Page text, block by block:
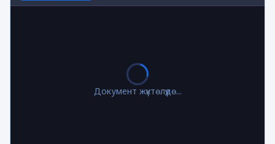
Документ жүктөлүүдө...